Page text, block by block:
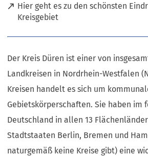
Hier geht es zu den schönsten
Kreisgebiet
f
n
e
t
n
e
n
e
Der Kreis Düren ist einer von
Landkreisen in Nordrhein-Westfalen
Kreisen handelt es sich um
Gebietskörperschaften. Sie haben im
Deutschland in allen 13
Stadtstaaten Berlin, Bremen und
naturgemäß keine Kreise gibt) eine